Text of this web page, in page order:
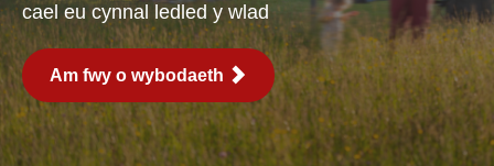
cael eu cynnal ledled y wlad
Am fwy o wybodaeth